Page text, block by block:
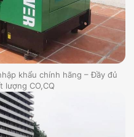
khẩu chính hãng – Đầy đủ
lượng CO,CQ